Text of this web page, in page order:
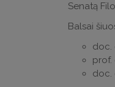
Senatą
Balsai
doc.
prof.
doc.